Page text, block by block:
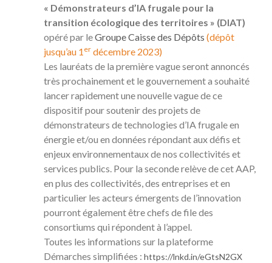
« Démonstrateurs d’IA frugale pour la
transition écologique des territoires » (DIAT)
opéré par leGroupe Caisse des Dépôts (dépôt
jusqu’au 1 er décembre 2023)
Les lauréats de la première vague seront annoncés
très prochainement et le gouvernement a souhaité
lancer rapidement une nouvelle vague de ce
dispositif pour soutenir des projets de
démonstrateurs de technologies d’IA frugale en
énergie et/ou en données répondant aux défis et
enjeux environnementaux de nos collectivités et
services publics. Pour la seconde relève de cet AAP,
en plus des collectivités, des entreprises et en
particulier les acteurs émergents de l’innovation
pourront également être chefs de file des
consortiums qui répondent à l’appel.
Toutes les informations sur la plateforme
Démarches simplifiées : https://lnkd.in/eGtsN2GX